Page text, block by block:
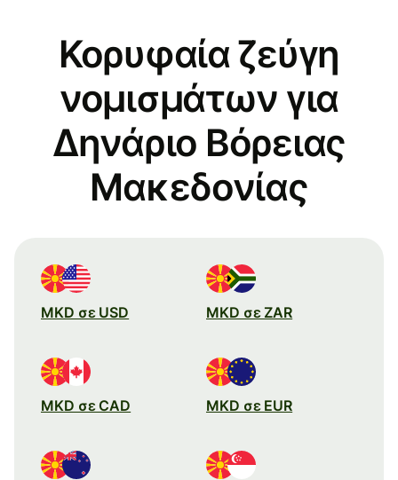
Κορυφαία ζεύγη
νομισμάτων για
Δηνάριο Βόρειας
Μακεδονίας
MKD σε USD MKD σε ZAR
MKD σε CAD MKD σε EUR